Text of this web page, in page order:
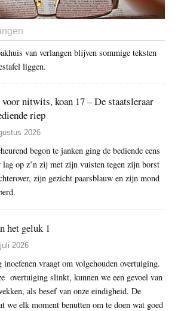
van verlangen blijven sommige teksten
liggen.
nitwits, koan 17 – De staatsleraar
riep
2026
begon te janken ging de bediende eens
lag op z’n zij met zijn vuisten tegen zijn borst
zijn gezicht paarsblauw en zijn mond
het geluk 1
2026
vraagt om volgehouden overtuiging.
overtuiging slinkt, kunnen we een gevoel van
als besef van onze eindigheid. De
we elk moment benutten om te doen wat goed